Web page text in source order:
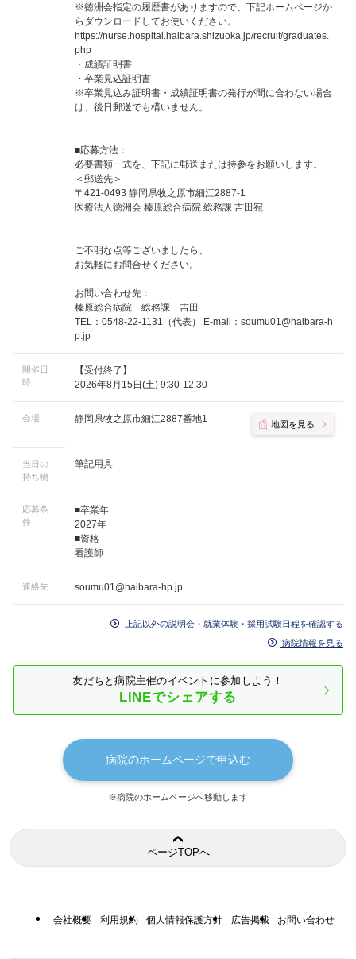
※徳洲会指定の履歴書がありますので、下記ホームページか
らダウンロードしてお使いください。
https://nurse.hospital.haibara.shizuoka.jp/recruit/graduates.
php
・成績証明書
・卒業見込証明書
※卒業見込み証明書・成績証明書の発行が間に合わない場合
は、後日郵送でも構いません。
■応募方法：
必要書類一式を、下記に郵送または持参をお願いします。
＜郵送先＞
〒421-0493 静岡県牧之原市細江2887-1
医療法人徳洲会 榛原総合病院 総務課 吉田宛
ご不明な点等ございましたら、
お気軽にお問合せください。
お問い合わせ先：
榛原総合病院 総務課 吉田
TEL：0548-22-1131（代表） E-mail： soumu01@haibara-h
p.jp
開催日
時
【受付終了】
2026年8月15日(土) 9:30-12:30
会場 静岡県牧之原市細江2887番地1 地図を見る
当日の
持ち物
筆記用具
応募条
件
■卒業年
2027年
■資格
看護師
連絡先 soumu01@haibara-hp.jp
上記以外の説明会・就業体験・採用試験日程を確認する
病院情報を見る
友だちと病院主催のイベントに参加しよう！
LINEでシェアする
病院のホームページで申込む
※病院のホームページへ移動します
ページTOPへ